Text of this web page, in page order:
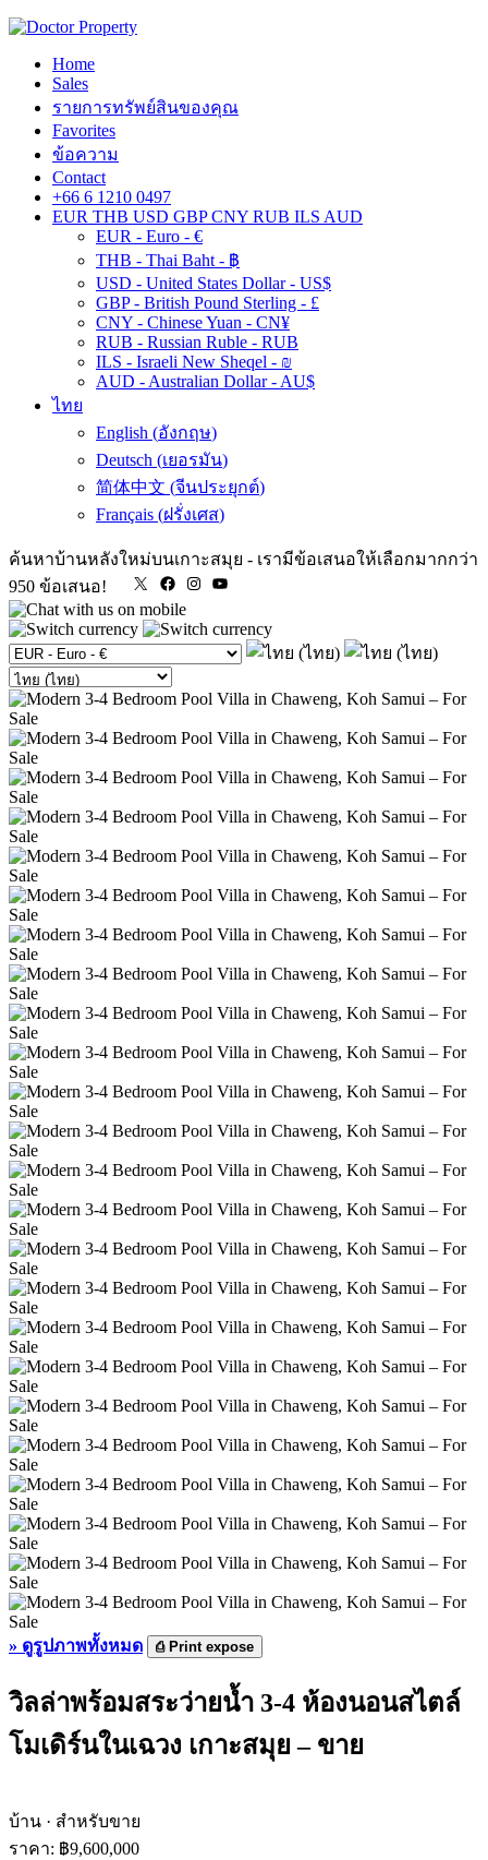
Home
Sales
รายการทรัพย์สินของคุณ
Favorites
ข้อความ
Contact
+66 6 1210 0497
EUR THB USD GBP CNY RUB ILS AUD
EUR - Euro - €
THB - Thai Baht - ฿
USD - United States Dollar - US$
GBP - British Pound Sterling - £
CNY - Chinese Yuan - CN¥
RUB - Russian Ruble - RUB
ILS - Israeli New Sheqel - ₪
AUD - Australian Dollar - AU$
ไทย
English (อังกฤษ)
Deutsch (เยอรมัน)
简体中文 (จีนประยุกต์)
Français (ฝรั่งเศส)
ค้นหาบ้านหลังใหม่บนเกาะสมุย - เรามีข้อเสนอให้เลือกมากกว่า
950 ข้อเสนอ!
X FacebookInstagram
» ดูรูปภาพทั้งหมด ⎙Print expose
วิลล่าพร้อมสระว่ายน้ำ 3-4 ห้องนอนสไตล์
โมเดิร์นในเฉวง เกาะสมุย – ขาย
บ้าน · สำหรับขาย
ราคา: ฿9,600,000